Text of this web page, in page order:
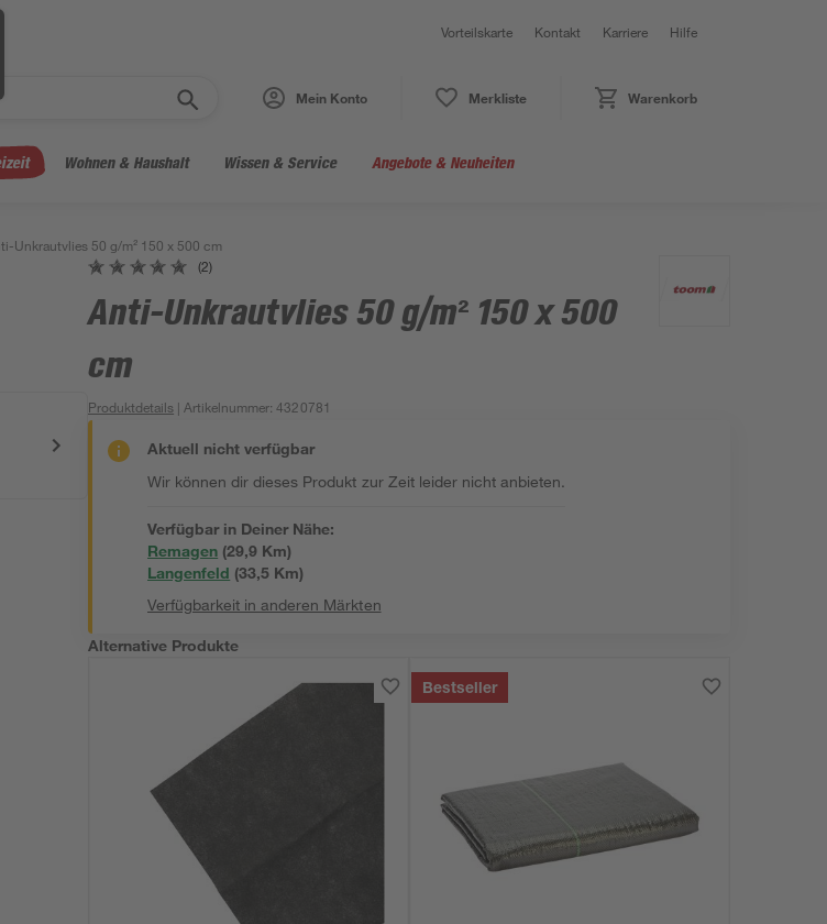
Vorteilskarte Kontakt Karriere Hilfe
Mein Konto Merkliste Warenkorb
Wohnen & Haushalt Wissen & Service Angebote & Neuheiten
Unkrautvlies 50 g/m² 150 x 500 cm
(2)
Anti-Unkrautvlies 50 g/m² 150 x 500
cm
Produktdetails | Artikelnummer:4320781
Aktuell nicht verfügbar
Wir können dir dieses Produkt zur Zeit leider nicht anbieten.
Verfügbar in Deiner Nähe:
Remagen (29,9 Km)
Langenfeld (33,5 Km)
Verfügbarkeit in anderen Märkten
Alternative Produkte
Bestseller